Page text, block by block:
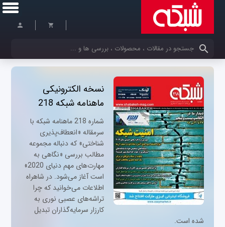
کلمات کلیدی خود را وارد کنید
نسخه الکترونیکی
ماهنامه شبکه 218
شماره 218 ماهنامه شبکه با
سرمقاله «انعطاف‌پذیرى
شناختى» که دنباله مجموعه
مطالب بررسی «نگاهى به
مهارت‌هاى مهم دنیاى 2020»
است آغاز می‌شود. در شاهراه
اطلاعات می‌خوانید که چرا
تراشه‌های عصبی نوری به
کارزار سرمایه‌گذاران تبدیل
شده است.